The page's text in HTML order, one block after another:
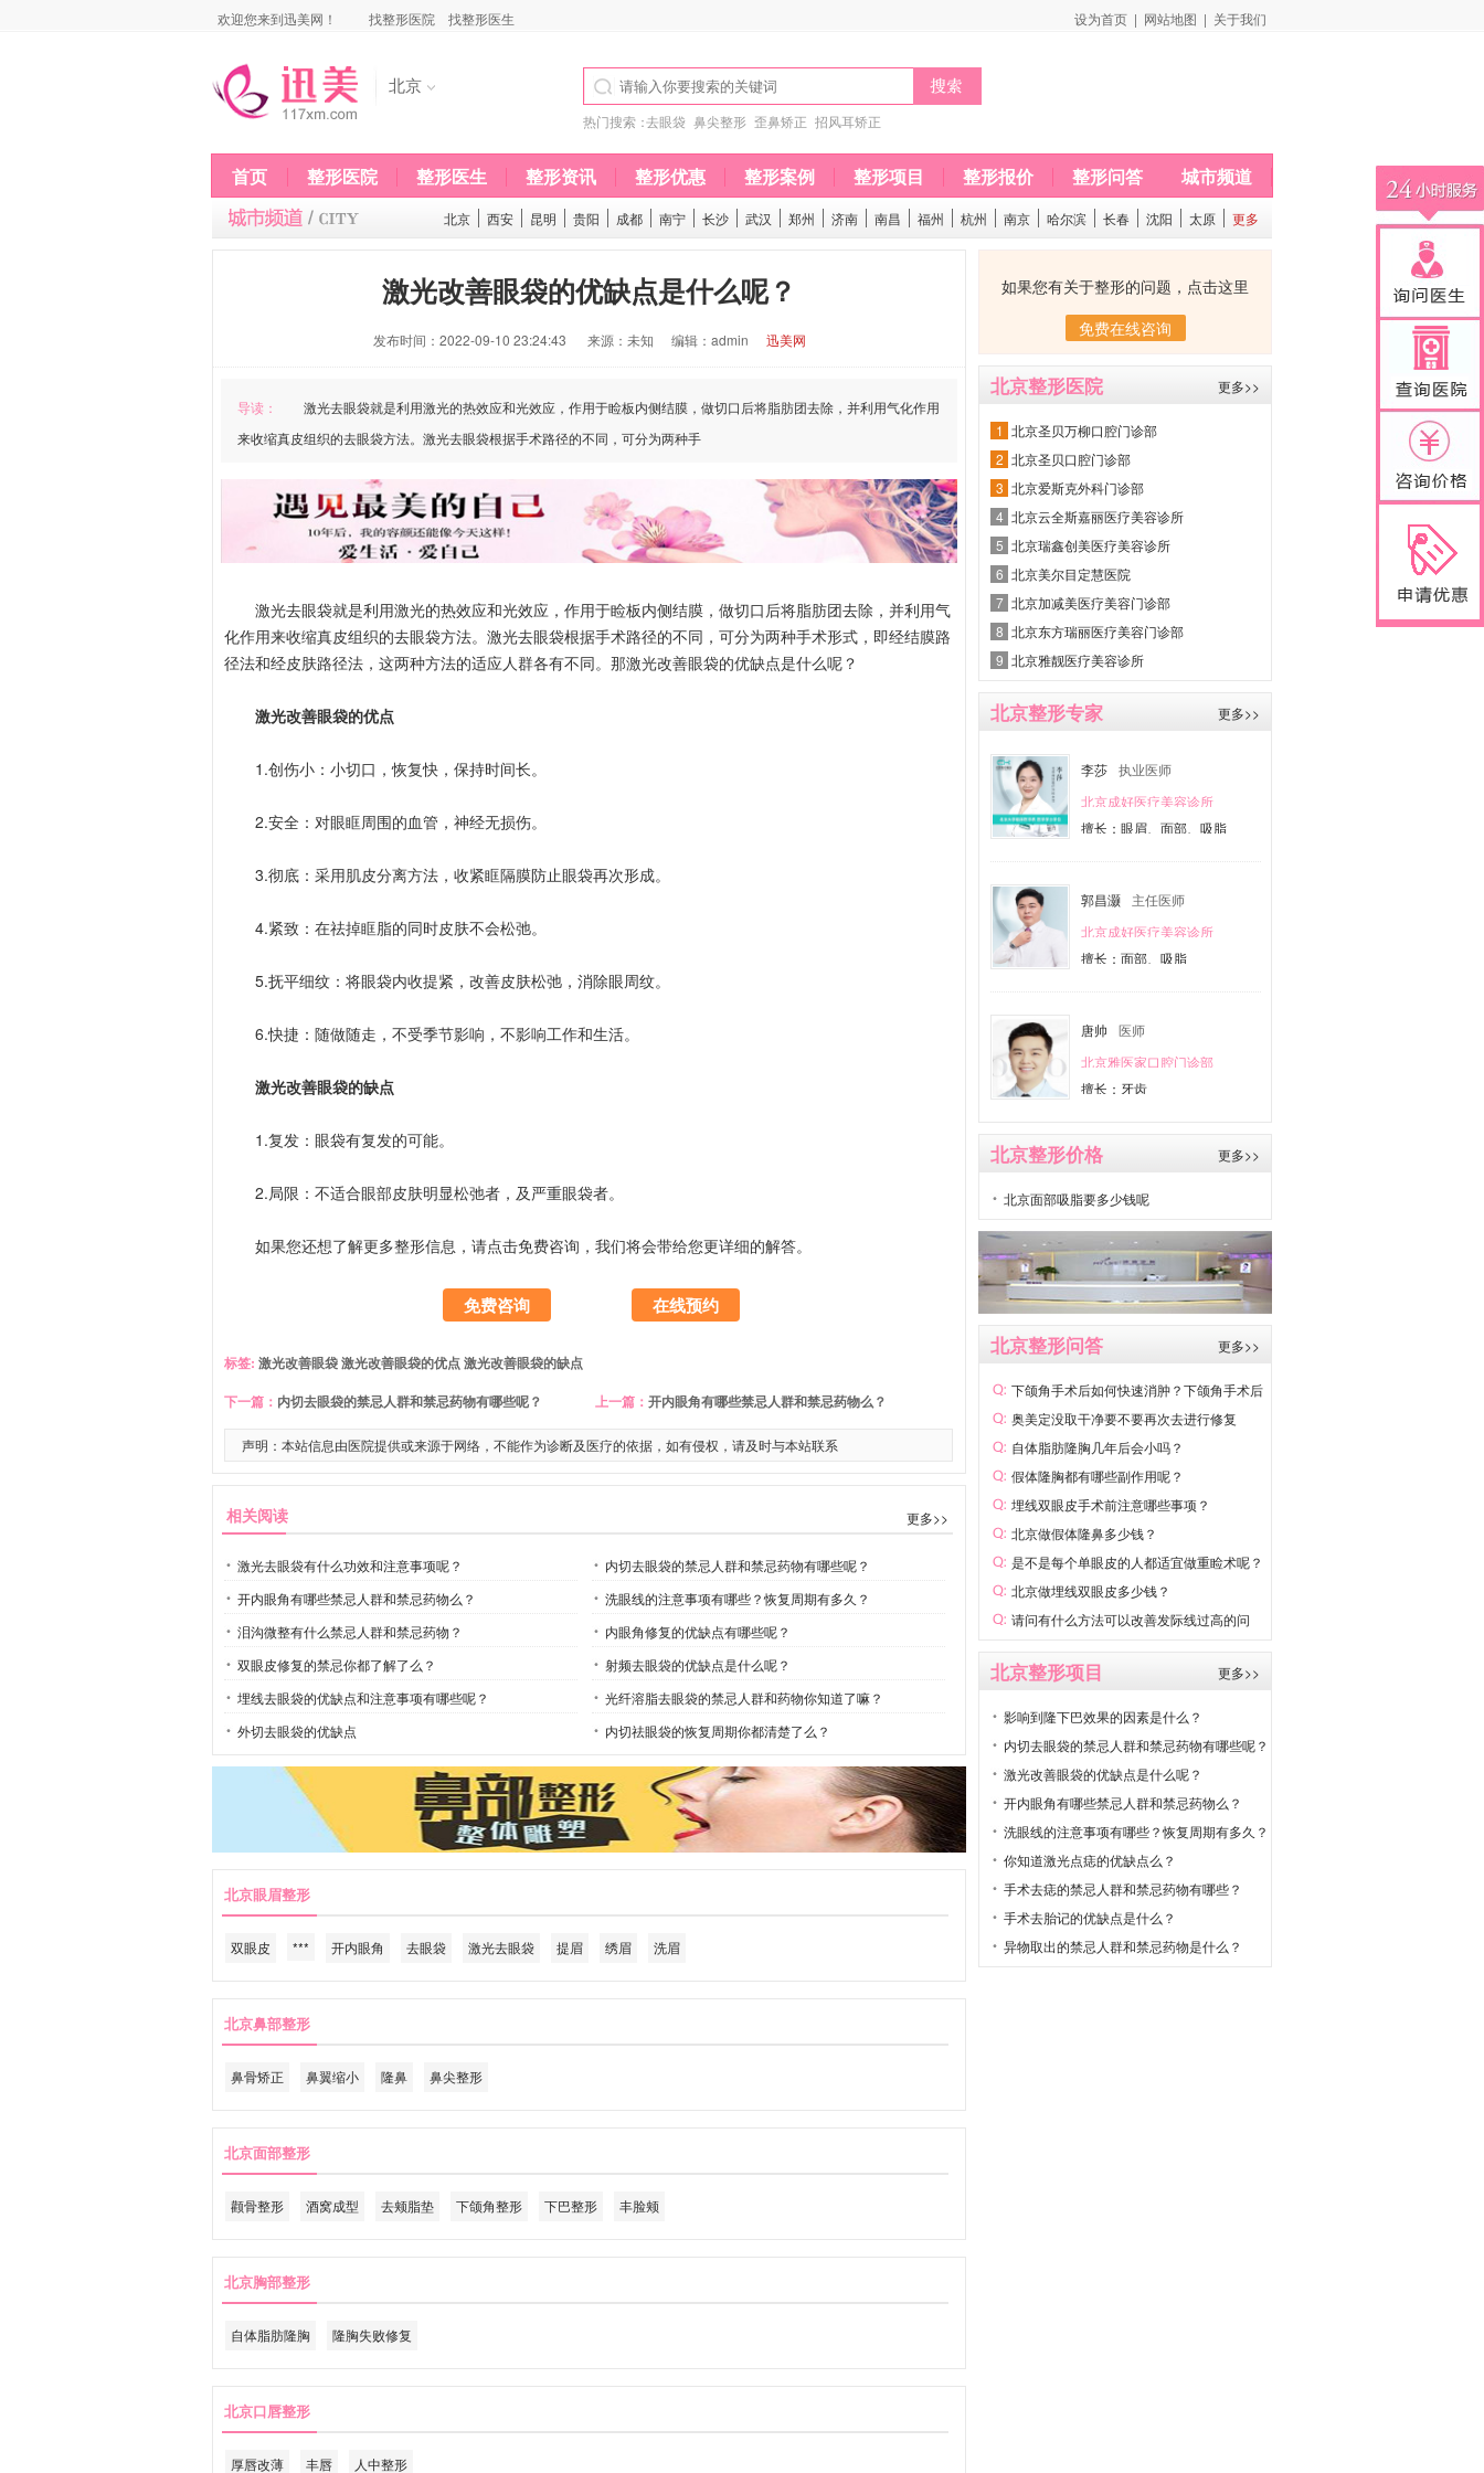
欢迎您来到迅美网！ 找整形医院 找整形医生 设为首页 | 网站地图 | 关于我们
北京
热门搜索：去眼袋 鼻尖整形 歪鼻矫正 招风耳矫正
首页 整形医院 整形医生 整形资讯 整形优惠 整形案例 整形项目 整形报价 整形问答 城市频道
北京 西安 昆明 贵阳 成都 南宁 长沙 武汉 郑州 济南 南昌 福州 杭州 南京 哈尔滨 长春 沈阳 太原 更多
激光改善眼袋的优缺点是什么呢？
发布时间：2022-09-10 23:24:43 来源：未知 编辑：admin 迅美网
导读：
激光去眼袋就是利用激光的热效应和光效应，作用于睑板内侧结膜，做切口后将脂肪团去除，并利用气化作用
来收缩真皮组织的去眼袋方法。激光去眼袋根据手术路径的不同，可分为两种手
激光去眼袋就是利用激光的热效应和光效应，作用于睑板内侧结膜，做切口后将脂肪团去除，并利用气
化作用来收缩真皮组织的去眼袋方法。激光去眼袋根据手术路径的不同，可分为两种手术形式，即经结膜路
径法和经皮肤路径法，这两种方法的适应人群各有不同。那激光改善眼袋的优缺点是什么呢？
激光改善眼袋的优点
1.创伤小：小切口，恢复快，保持时间长。
2.安全：对眼眶周围的血管，神经无损伤。
3.彻底：采用肌皮分离方法，收紧眶隔膜防止眼袋再次形成。
4.紧致：在祛掉眶脂的同时皮肤不会松弛。
5.抚平细纹：将眼袋内收提紧，改善皮肤松弛，消除眼周纹。
6.快捷：随做随走，不受季节影响，不影响工作和生活。
激光改善眼袋的缺点
1.复发：眼袋有复发的可能。
2.局限：不适合眼部皮肤明显松弛者，及严重眼袋者。
如果您还想了解更多整形信息，请点击免费咨询，我们将会带给您更详细的解答。
免费咨询 在线预约
标签: 激光改善眼袋激光改善眼袋的优点激光改善眼袋的缺点
下一篇： 内切去眼袋的禁忌人群和禁忌药物有哪些呢？ 上一篇： 开内眼角有哪些禁忌人群和禁忌药物么？
声明：本站信息由医院提供或来源于网络，不能作为诊断及医疗的依据，如有侵权，请及时与本站联系
相关阅读 更多>>
激光去眼袋有什么功效和注意事项呢？
内切去眼袋的禁忌人群和禁忌药物有哪些呢？
开内眼角有哪些禁忌人群和禁忌药物么？
洗眼线的注意事项有哪些？恢复周期有多久？
泪沟微整有什么禁忌人群和禁忌药物？
内眼角修复的优缺点有哪些呢？
双眼皮修复的禁忌你都了解了么？
射频去眼袋的优缺点是什么呢？
埋线去眼袋的优缺点和注意事项有哪些呢？
光纤溶脂去眼袋的禁忌人群和药物你知道了嘛？
外切去眼袋的优缺点
内切祛眼袋的恢复周期你都清楚了么？
北京眼眉整形
双眼皮 *** 开内眼角 去眼袋 激光去眼袋 提眉 绣眉 洗眉
北京鼻部整形
鼻骨矫正 鼻翼缩小 隆鼻 鼻尖整形
北京面部整形
颧骨整形 酒窝成型 去颊脂垫 下颌角整形 下巴整形 丰脸颊
北京胸部整形
自体脂肪隆胸 隆胸失败修复
北京口唇整形
厚唇改薄 丰唇 人中整形
如果您有关于整形的问题，点击这里
免费在线咨询
北京整形医院 更多>>
1 北京圣贝万柳口腔门诊部
2 北京圣贝口腔门诊部
3 北京爱斯克外科门诊部
4 北京云全斯嘉丽医疗美容诊所
5 北京瑞鑫创美医疗美容诊所
6 北京美尔目定慧医院
7 北京加减美医疗美容门诊部
8 北京东方瑞丽医疗美容门诊部
9 北京雅靓医疗美容诊所
北京整形专家 更多>>
李莎
执业医师
北京成好医疗美容诊所
擅长：眼眉、面部、吸脂
郭昌灏
主任医师
北京成好医疗美容诊所
擅长：面部、吸脂
唐帅
医师
北京雅医家口腔门诊部
擅长：牙齿
北京整形价格 更多>>
北京面部吸脂要多少钱呢
北京整形问答 更多>>
下颌角手术后如何快速消肿？下颌角手术后
如 奥美定没取干净要不要再次去进行修复
自体脂肪隆胸几年后会小吗？
假体隆胸都有哪些副作用呢？
埋线双眼皮手术前注意哪些事项？
北京做假体隆鼻多少钱？
是不是每个单眼皮的人都适宜做重睑术呢？
北京做埋线双眼皮多少钱？
请问有什么方法可以改善发际线过高的问
北京整形项目 更多>>
影响到隆下巴效果的因素是什么？
内切去眼袋的禁忌人群和禁忌药物有哪些呢？
激光改善眼袋的优缺点是什么呢？
开内眼角有哪些禁忌人群和禁忌药物么？
洗眼线的注意事项有哪些？恢复周期有多久？
你知道激光点痣的优缺点么？
手术去痣的禁忌人群和禁忌药物有哪些？
手术去胎记的优缺点是什么？
异物取出的禁忌人群和禁忌药物是什么？